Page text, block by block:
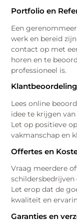
Portfolio en
Een
werk en bereid
contact op met
horen en te
professioneel is.
Lees online
idee te krijgen
Let op positieve
vakmanschap en
Offertes en
Vraag meerdere
Let erop dat de
kwaliteit en
Garanties en